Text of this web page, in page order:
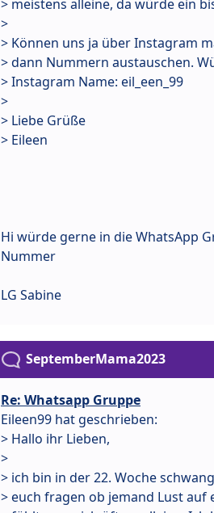
> meistens alleine, da würde ein
>
> Können uns ja über Instagram
> dann Nummern austauschen.
> Instagram Name: eil_een_99
>
> Liebe Grüße
> Eileen
Hi würde gerne in die WhatsApp
Nummer
LG Sabine
SeptemberMama2023
Re: Whatsapp Gruppe
Eileen99 hat geschrieben:
> Hallo ihr Lieben,
>
> ich bin in der 22. Woche
> euch fragen ob jemand Lust auf